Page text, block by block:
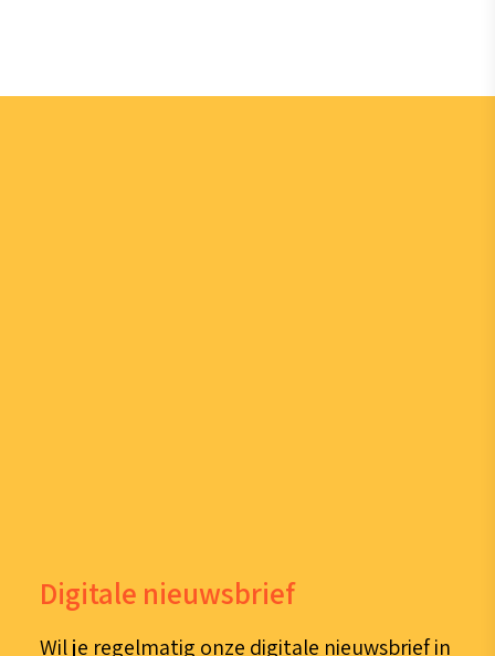
Digitale nieuwsbrief
Wil je regelmatig onze digitale nieuwsbrief in